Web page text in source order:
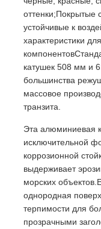
Домой
Продукты
О нас
оттенки;Покрытые
устойчивые к
характеристики
катушек 508 мм и
большинства
массовое
транзита.
Эта алюминиевая
исключительной
коррозионной
выдерживает
морских
однородная
терпимости для
прозрачными